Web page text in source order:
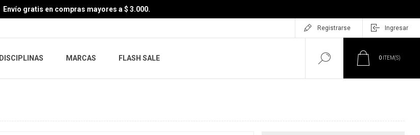
Envío gratis en compras mayores a $ 3.000.
Registrarse Ingresar
DISCIPLINAS MARCAS FLASH SALE 0 ITEM(S)